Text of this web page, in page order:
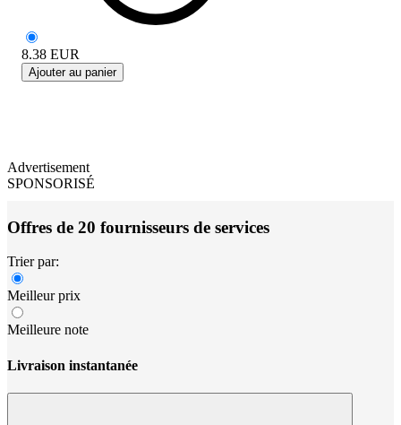
8.38 EUR
Ajouter au panier
Advertisement
SPONSORISÉ
Offres de 20 fournisseurs de services
Trier par:
Meilleur prix
Meilleure note
Livraison instantanée